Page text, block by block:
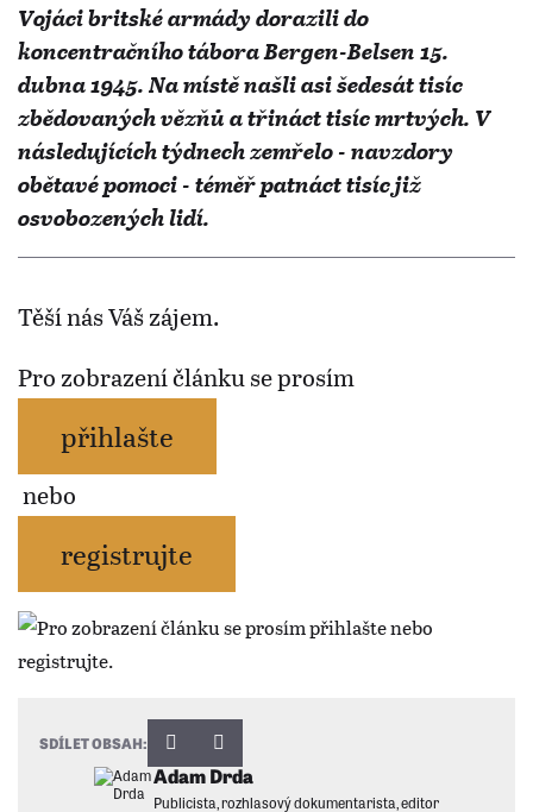
Vojáci britské armády dorazili do
koncentračního tábora Bergen-Belsen 15.
dubna 1945. Na místě našli asi šedesát tisíc
zbědovaných vězňů a třináct tisíc mrtvých. V
následujících týdnech zemřelo - navzdory
obětavé pomoci - téměř patnáct tisíc již
osvobozených lidí.
Těší nás Váš zájem.
Pro zobrazení článku se prosím
přihlašte
nebo
registrujte
Adam Drda
Publicista, rozhlasový dokumentarista, editor
SDÍLET OBSAH: